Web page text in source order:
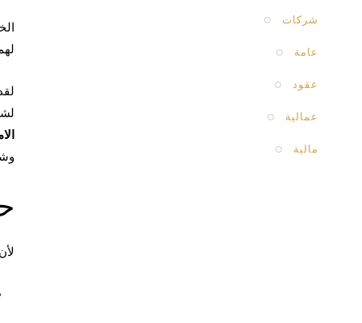
شركات
عامة
عقود
عمالية
مالية